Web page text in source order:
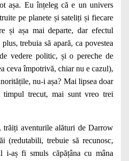
așa. Eu înțeleg că e un univers
pe planete și sateliți și fiecare
și așa mai departe, dar efectul
trebuia să apară, ca povestea
vedere politic, și o pereche de
ceva împotrivă, chiar nu e cazul),
nu-i așa? Mai lipsea doar
timpul trecut, mai sunt vreo trei
trăiți aventurile alături de Darrow
(redutabili, trebuie să recunosc,
i-aș fi smuls căpățâna cu mâna